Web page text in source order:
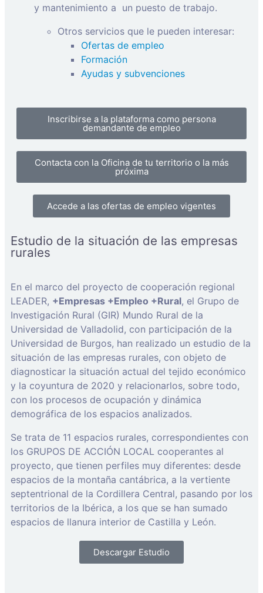
y mantenimiento a un puesto de trabajo.
Otros servicios que le pueden interesar:
Ofertas de empleo
Formación
Ayudas y subvenciones
Inscribirse a la plataforma como persona
demandante de empleo
Contacta con la Oficina de tu territorio o la más
próxima
Accede a las ofertas de empleo vigentes
Estudio de la situación de las empresas
rurales
En el marco del proyecto de cooperación regional
LEADER, +Empresas +Empleo +Rural, el Grupo de
Investigación Rural (GIR) Mundo Rural de la
Universidad de Valladolid, con participación de la
Universidad de Burgos, han realizado un estudio de la
situación de las empresas rurales, con objeto de
diagnosticar la situación actual del tejido económico
y la coyuntura de 2020 y relacionarlos, sobre todo,
con los procesos de ocupación y dinámica
demográfica de los espacios analizados.
Se trata de 11 espacios rurales, correspondientes con
los GRUPOS DE ACCIÓN LOCAL cooperantes al
proyecto, que tienen perfiles muy diferentes: desde
espacios de la montaña cantábrica, a la vertiente
septentrional de la Cordillera Central, pasando por los
territorios de la Ibérica, a los que se han sumado
espacios de llanura interior de Castilla y León.
Descargar Estudio